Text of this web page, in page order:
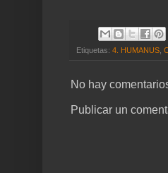
Etiquetas: 4. HUMANUS
No hay
Publicar un